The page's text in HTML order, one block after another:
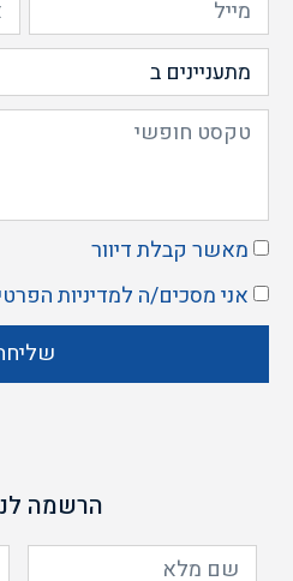
מאשר קבלת דיוור
אני מסכים/ה למדיניות
הרשמה